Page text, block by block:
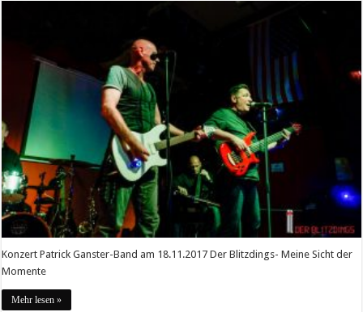
Konzert Patrick Ganster-Band am 18.11.2017 Der Blitzdings- Meine Sicht der
Momente
Mehr lesen »